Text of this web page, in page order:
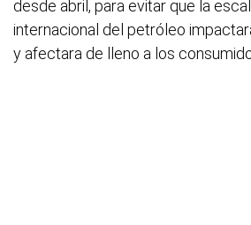
desde abril, para evitar que la
internacional del petróleo
y afectara de lleno a los